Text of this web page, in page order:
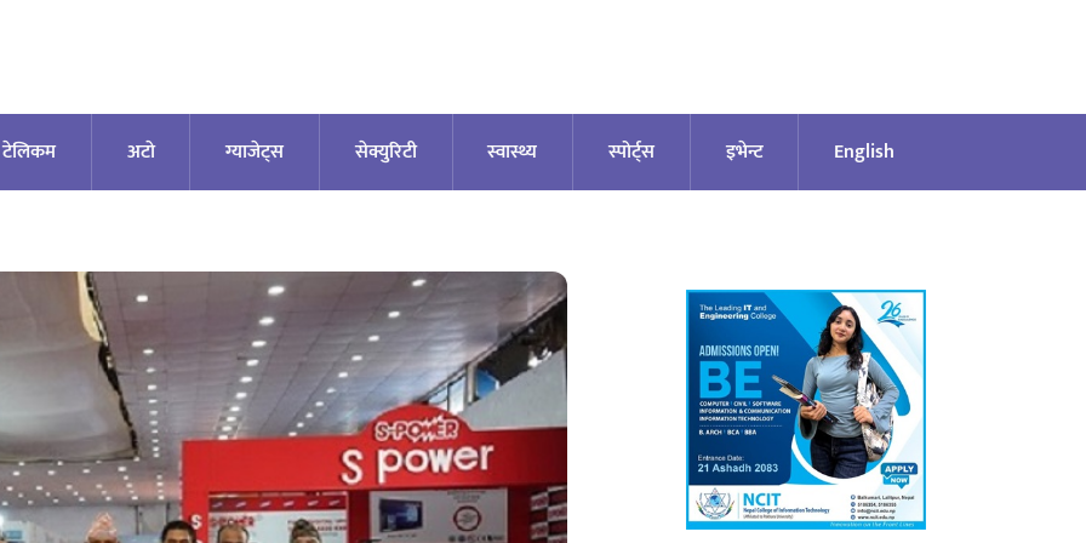
टेलिकम अटाे ग्याजेट्स सेक्युरिटी स्वास्थ्य स्पोर्ट्स इभेन्ट English